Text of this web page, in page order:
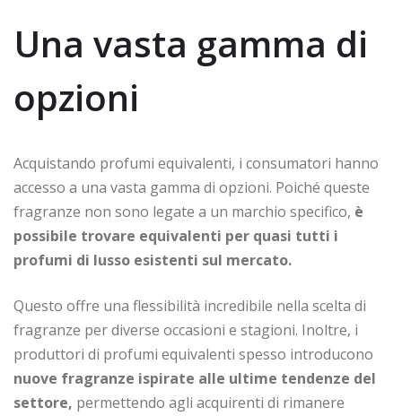
Una vasta gamma di
opzioni
Acquistando profumi equivalenti, i consumatori hanno
accesso a una vasta gamma di opzioni. Poiché queste
fragranze non sono legate a un marchio specifico, è
possibile trovare equivalenti per quasi tutti i
profumi di lusso esistenti sul mercato.
Questo offre una flessibilità incredibile nella scelta di
fragranze per diverse occasioni e stagioni. Inoltre, i
produttori di profumi equivalenti spesso introducono
nuove fragranze ispirate alle ultime tendenze del
settore, permettendo agli acquirenti di rimanere